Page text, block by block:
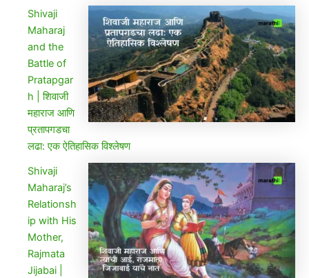
Shivaji
Maharaj
and the
Battle of
Pratapgar
h | शिवाजी
महाराज आणि
प्रतापगडचा
लढा: एक ऐतिहासिक विश्लेषण
Shivaji
Maharaj’s
Relationsh
ip with His
Mother,
Rajmata
Jijabai |